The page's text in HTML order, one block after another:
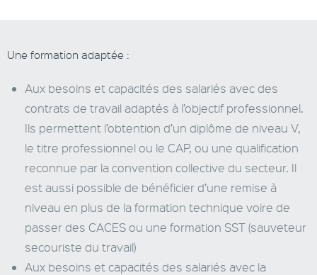
Une formation adaptée :
Aux besoins et capacités des salariés avec des
contrats de travail adaptés à l’objectif professionnel.
Ils permettent l’obtention d’un diplôme de niveau V,
le titre professionnel ou le CAP, ou une qualification
reconnue par la convention collective du secteur. Il
est aussi possible de bénéficier d’une remise à
niveau en plus de la formation technique voire de
passer des CACESou une formation SST(sauveteur
secouriste du travail)
Aux besoins et capacités des salariés avec la